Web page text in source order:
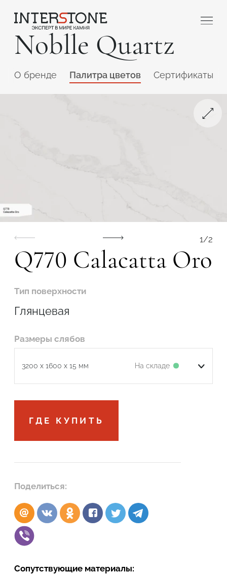
Noblle Quartz
O бренде Палитра цветов Сертификаты
1/2
Q770 Calacatta Oro
Тип поверхности
Глянцевая
Размеры слябов
3200 x 1600 x 15 мм На складе
ГДЕ КУПИТЬ
Поделиться:
Сопутствующие материалы:
Подтвердите, что вы не робот
ОТПРАВИТЬ ПРОЕКТ
Подтвердите, что вы не робот
ОТПРАВИТЬ